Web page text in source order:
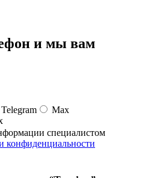
и мы вам
Telegram
Max
специалистом
конфиденциальности